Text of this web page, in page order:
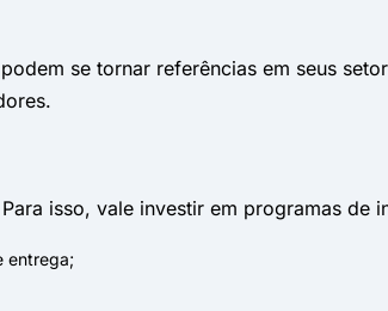
se tornar referências em seus
isso, vale investir em programas de
entrega;